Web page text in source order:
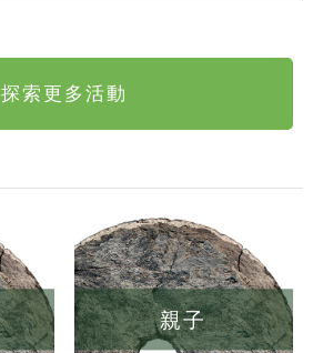
探索更多活動
親子